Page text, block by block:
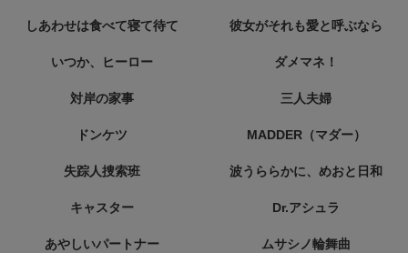
しあわせは食べて寝て待て 彼女がそれも愛と呼ぶなら
いつか、ヒーロー ダメマネ！
対岸の家事 三人夫婦
ドンケツ MADDER（マダー）
失踪人捜索班 波うららかに、めおと日和
キャスター Dr.アシュラ
あやしいパートナー ムサシノ輪舞曲